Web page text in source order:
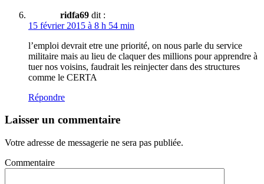
ridfa69 dit :
15 février 2015 à 8 h 54 min
l’emploi devrait etre une priorité, on nous parle du service
militaire mais au lieu de claquer des millions pour apprendre à
tuer nos voisins, faudrait les reinjecter dans des structures
comme le CERTA
Répondre
Laisser un commentaire
Votre adresse de messagerie ne sera pas publiée.
Commentaire